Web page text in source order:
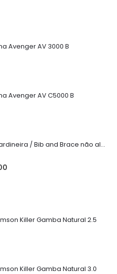
Avenger AV 3000 B
Avenger AV C5000 B
XL Shimano Jardineira / Bib and Brace não alcochoada preta
Killer Gamba Natural 2.5
Killer Gamba Natural 3.0